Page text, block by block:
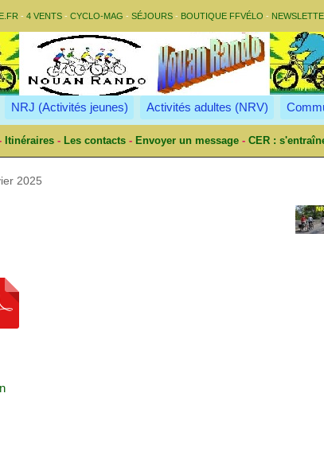
- 4 VENTS - CYCLO-MAG - SÉJOURS - BOUTIQUE FFVÉLO -
NRJ (Activités jeunes) Activités adultes (NRV)
Itinéraires- Les contacts- Envoyer un message- CER :
2025